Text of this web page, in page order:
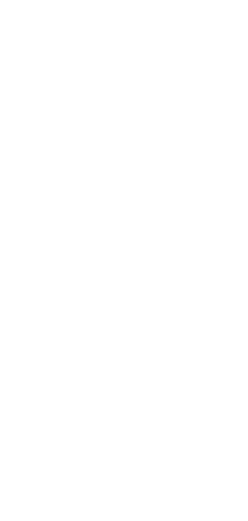
produktu z naszej oferty lub zwrot pełnej
reklamacji i dochodzenia
Konsument może złożyć
ec.europa.eu/consumers/odr
Gospodarczy
w całości)